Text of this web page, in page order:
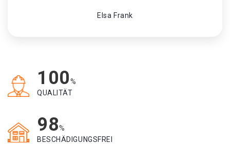
Elsa Frank
100%
QUALITÄT
98%
BESCHÄDIGUNGSFREI